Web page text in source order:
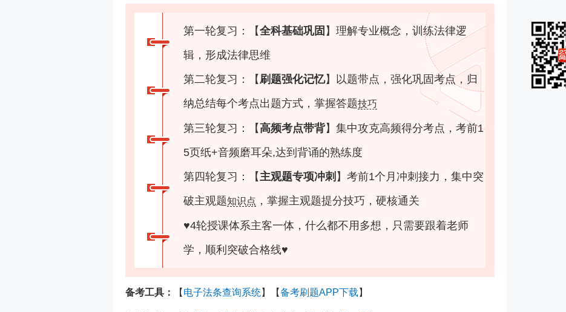
第一轮复习：【全科基础巩固 】 理解专业概念，训练法律逻
辑，形成法律思维
第二轮复习：【刷题强化记忆】
以题带点，强化巩固考点，归
纳总结每个考点出题方式，掌握答题技巧
第三轮复习：【高频考点带背】 集中攻克高频得分考点，考前1
5页纸+音频磨耳朵,达到背诵的熟练度
第四轮复习：【主观题专项冲刺 】 考前1个月冲刺接力，集中突
破主观题知识点 ，掌握主观题提分技巧，硬核通关
♥4轮授课体系主客一体，什么都不用多想，只需要跟着老师
学，顺利突破合格线♥
备考工具： 【 电子法条查询系统】【备考刷题APP下载 】